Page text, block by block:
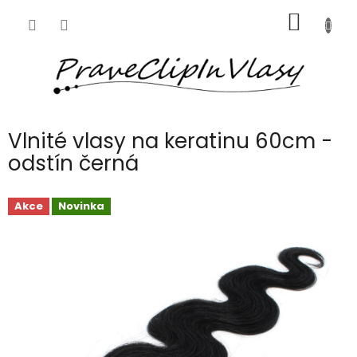
KOŠÍK
Vlnité vlasy na keratinu 60cm -
odstín černá
Akce Novinka